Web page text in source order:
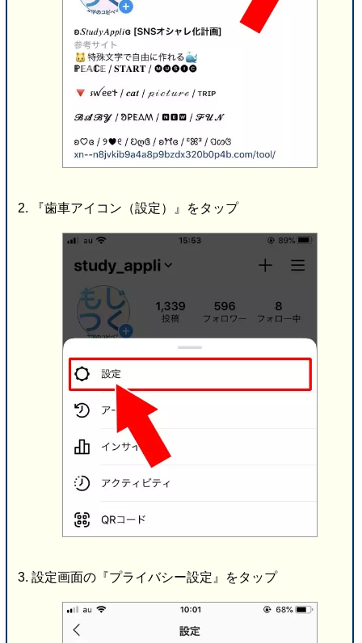
『歯車アイコン（設定）』をタップ
設定画面の『プライバシー設定』をタップ